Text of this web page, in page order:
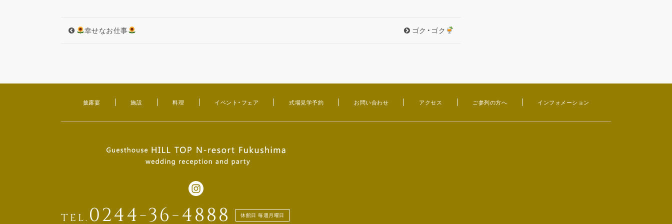
幸せなお仕事 ゴク・ゴク
披露宴 施設 料理 イベント・フェア 式場見学予約 お問い合わせ アクセス ご参列の方へ インフォメーション
TEL. 0244-36-4888 休館日 毎週月曜日